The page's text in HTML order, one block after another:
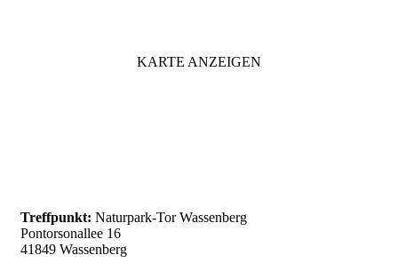
KARTE ANZEIGEN
Treffpunkt: Naturpark-Tor Wassenberg
Pontorsonallee 16
41849 Wassenberg